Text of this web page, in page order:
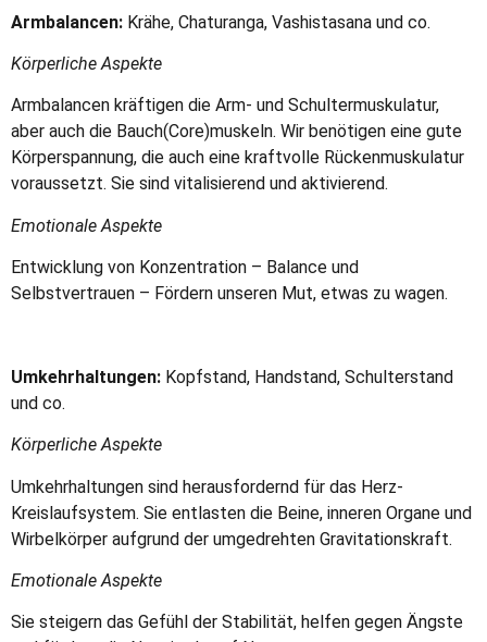
Armbalancen: Krähe, Chaturanga, Vashistasana und co.
Körperliche Aspekte
Armbalancen kräftigen die Arm- und Schultermuskulatur,
aber auch die Bauch(Core)muskeln. Wir benötigen eine gute
Körperspannung, die auch eine kraftvolle Rückenmuskulatur
voraussetzt. Sie sind vitalisierend und aktivierend.
Emotionale Aspekte
Entwicklung von Konzentration – Balance und
Selbstvertrauen – Fördern unseren Mut, etwas zu wagen.
Umkehrhaltungen: Kopfstand, Handstand, Schulterstand
und co.
Körperliche Aspekte
Umkehrhaltungen sind herausfordernd für das Herz-
Kreislaufsystem. Sie entlasten die Beine, inneren Organe und
Wirbelkörper aufgrund der umgedrehten Gravitationskraft.
Emotionale Aspekte
Sie steigern das Gefühl der Stabilität, helfen gegen Ängste